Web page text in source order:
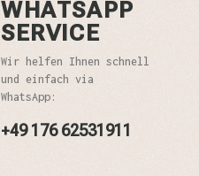
WHATSAPP
SERVICE
Wir helfen Ihnen schnell
und einfach via
WhatsApp:
+49 176 62531911